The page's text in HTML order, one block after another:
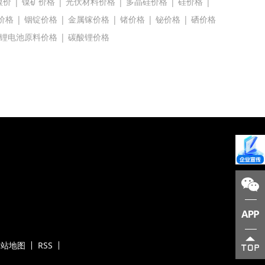
格 | 铟锭价格 | 金属镓价格 | 锗价格 | 铋价格 | 硒价格
锂电池原料价格 | 碳酸锂价格
地图 RSS